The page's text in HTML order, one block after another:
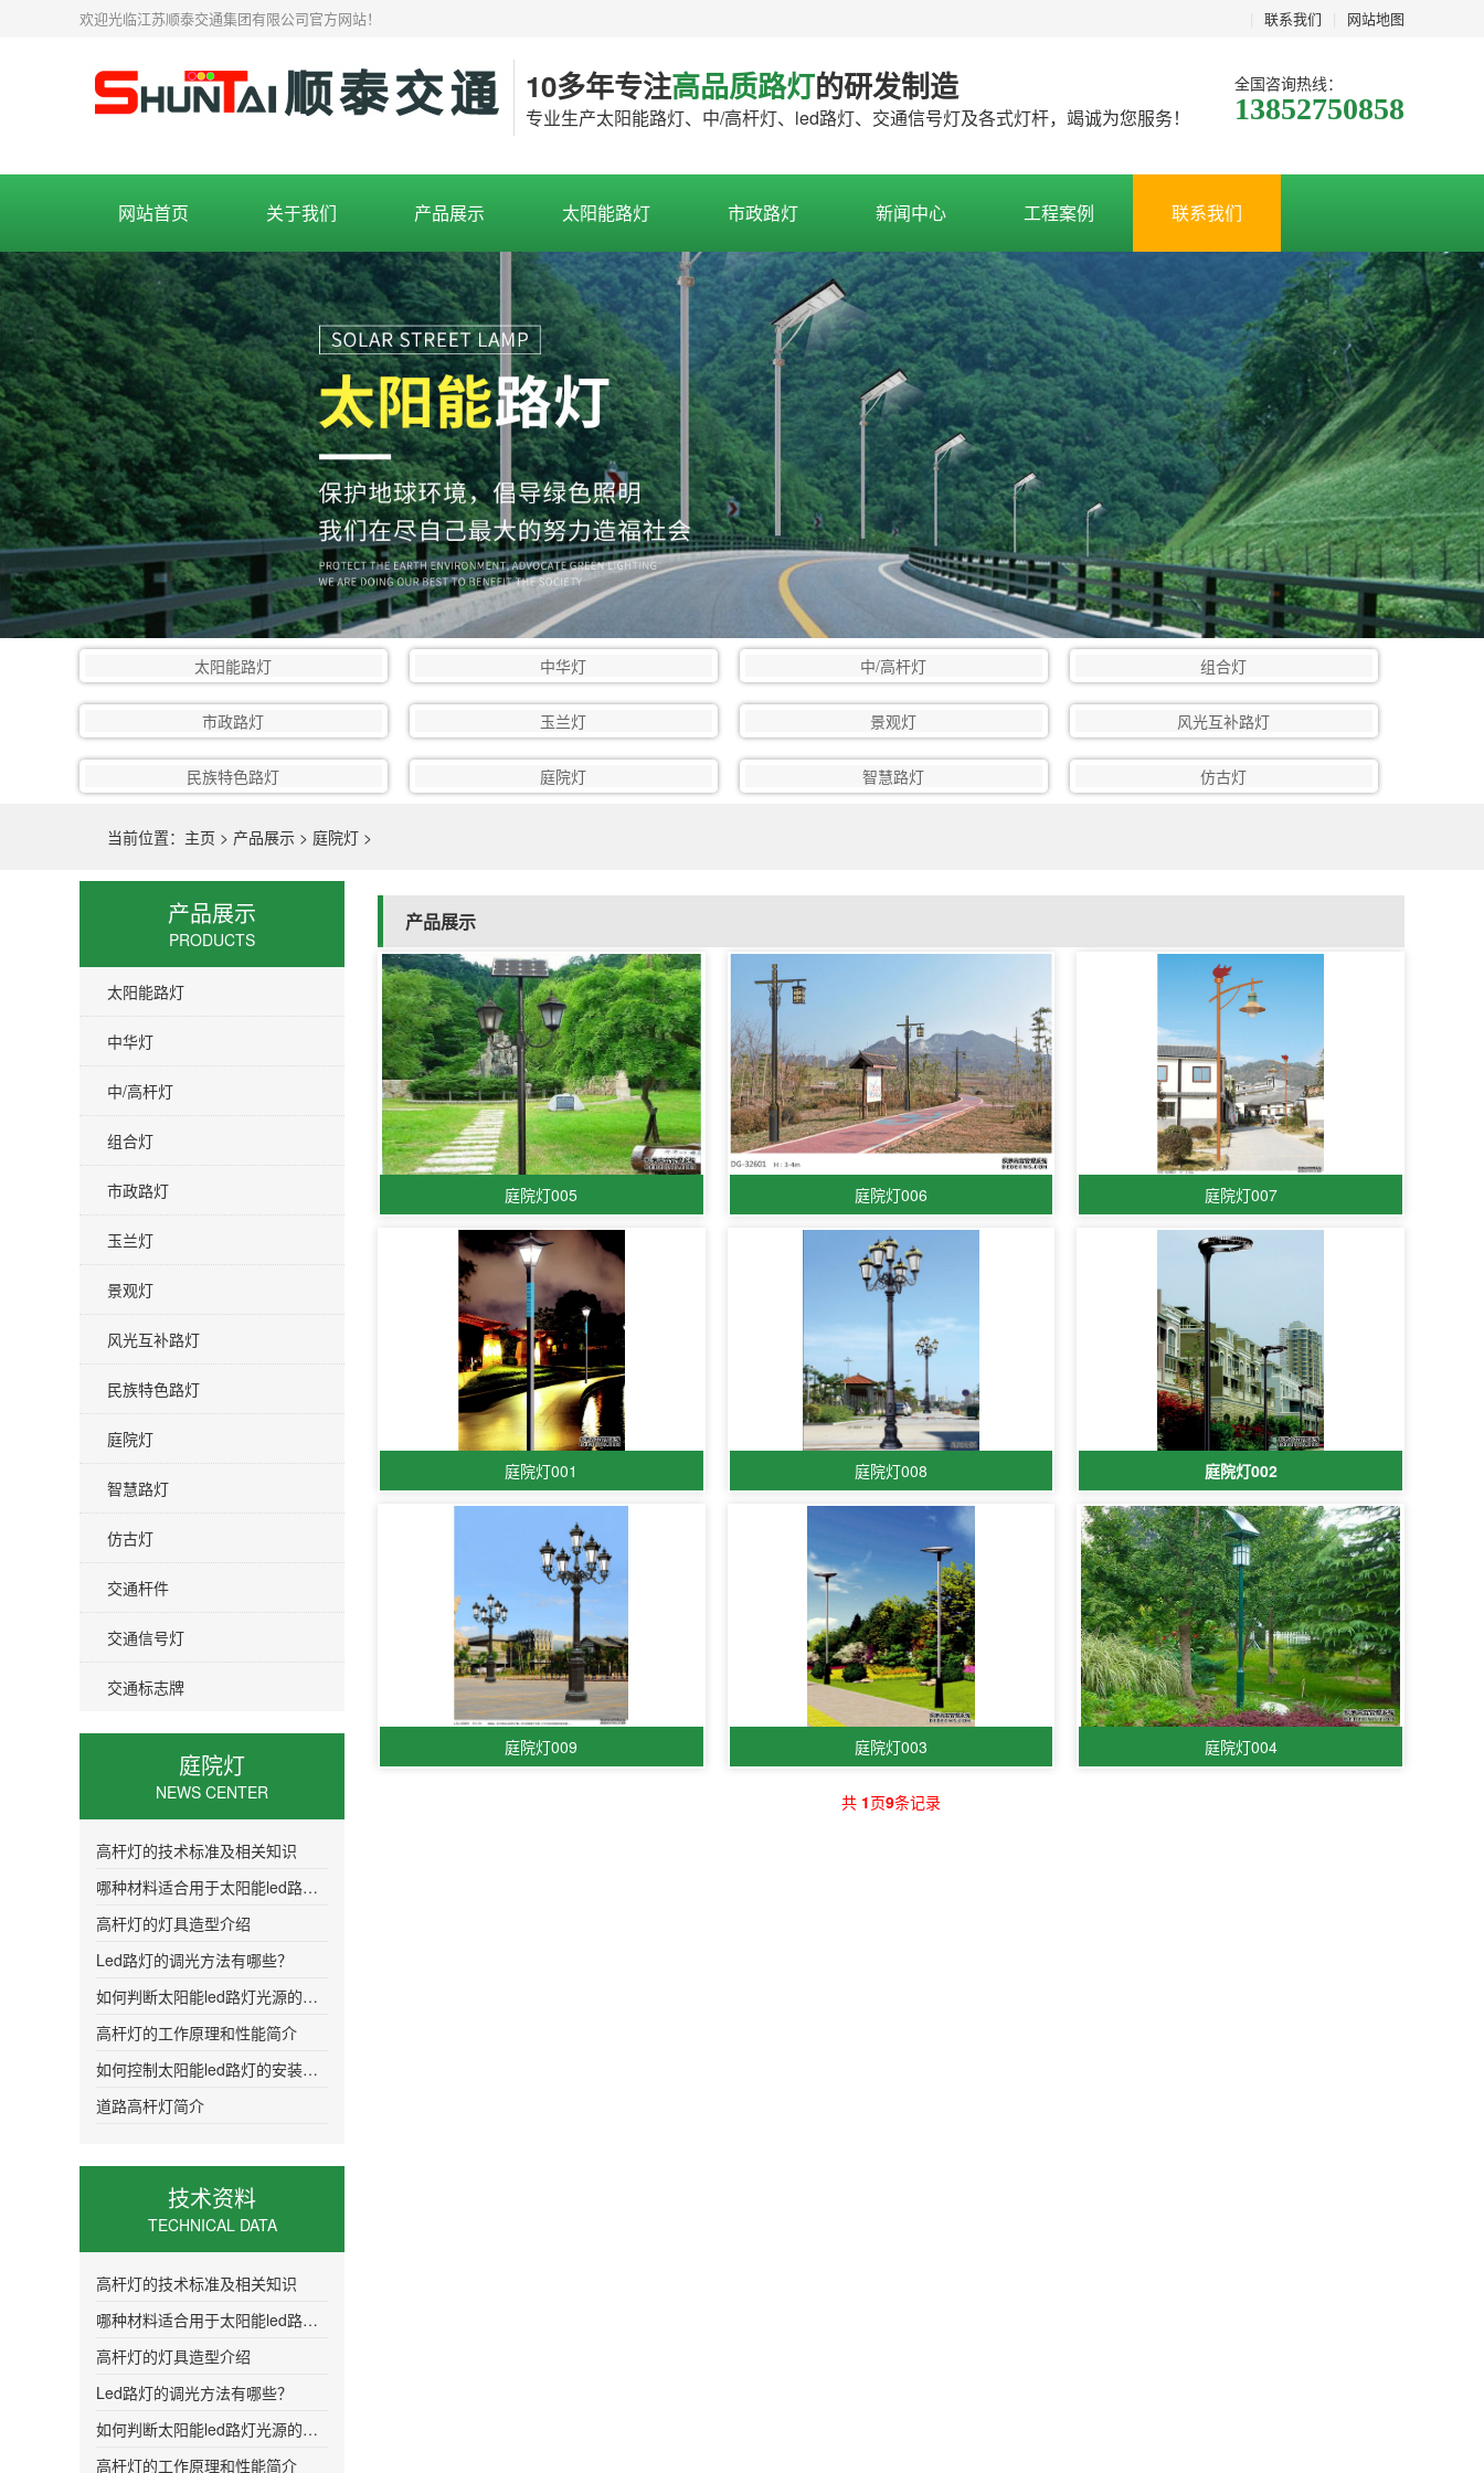
联系我们 网站地图
欢迎光临江苏顺泰交通集团有限公司官方网站！
10多年专注高品质路灯的研发制造
专业生产太阳能路灯、中/高杆灯、led路灯、交通信号灯及各式灯杆，竭诚为您服务！
全国咨询热线：
13852750858
网站首页 关于我们 产品展示 太阳能路灯 市政路灯 新闻中心 工程案例 联系我们
太阳能路灯 中华灯 中/高杆灯 组合灯
市政路灯 玉兰灯 景观灯 风光互补路灯
民族特色路灯 庭院灯 智慧路灯 仿古灯
当前位置： 主页 > 产品展示 > 庭院灯 >
产品展示
PRODUCTS
太阳能路灯
中华灯
中/高杆灯
组合灯
市政路灯
玉兰灯
景观灯
风光互补路灯
民族特色路灯
庭院灯
智慧路灯
仿古灯
交通杆件
交通信号灯
交通标志牌
庭院灯
NEWS CENTER
高杆灯的技术标准及相关知识
哪种材料适合用于太阳能led路灯的灯头
高杆灯的灯具造型介绍
Led路灯的调光方法有哪些？
如何判断太阳能led路灯光源的质量
高杆灯的工作原理和性能简介
如何控制太阳能led路灯的安装距离更加合
道路高杆灯简介
技术资料
TECHNICAL DATA
高杆灯的技术标准及相关知识
哪种材料适合用于太阳能led路灯的灯头
高杆灯的灯具造型介绍
Led路灯的调光方法有哪些？
如何判断太阳能led路灯光源的质量
高杆灯的工作原理和性能简介
产品展示
庭院灯005 庭院灯006 庭院灯007
庭院灯001 庭院灯008 庭院灯002
庭院灯009 庭院灯003 庭院灯004
共 1页9条记录